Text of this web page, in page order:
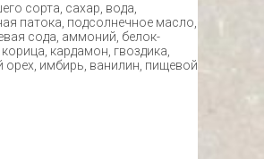
сорта, сахар, вода,
патока, подсолнечное масло,
сода, аммоний, белок-
кардамон, гвоздика,
орех, имбирь, ванилин, пищевой